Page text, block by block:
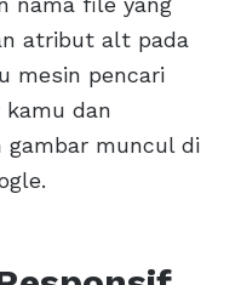
atribut alt pada
mesin pencari
kamu dan
gambar muncul di